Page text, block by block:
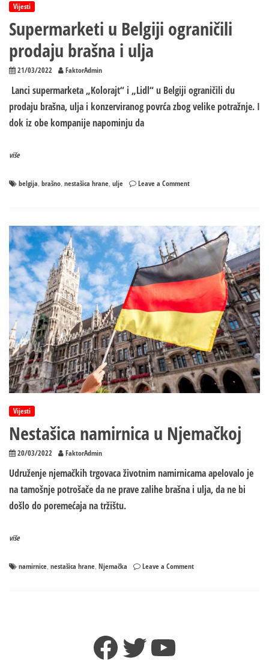
Vijesti
Supermarketi u Belgiji ograničili
prodaju brašna i ulja
21/03/2022 FaktorAdmin
Lanci supermarketa „Kolorajt“ i „Lidl“ u Belgiji ograničili du
prodaju brašna, ulja i konzerviranog povrća zbog velike potražnje. I
dok iz obe kompanije napominju da
više
belgija brašno nestašica hrane ulje Leave a Commenton
ograničili
prodaju
brašna
ulja
Vijesti
Nestašica namirnica u Njemačkoj
20/03/2022 FaktorAdmin
Udruženje njemačkih trgovaca životnim namirnicama apelovalo je
na tamošnje potrošače da ne prave zalihe brašna i ulja, da ne bi
došlo do poremećaja na tržištu.
više
namirnice, nestašica hrane, Njemačka Leave a Commenton
Facebook
TwitterYouTube